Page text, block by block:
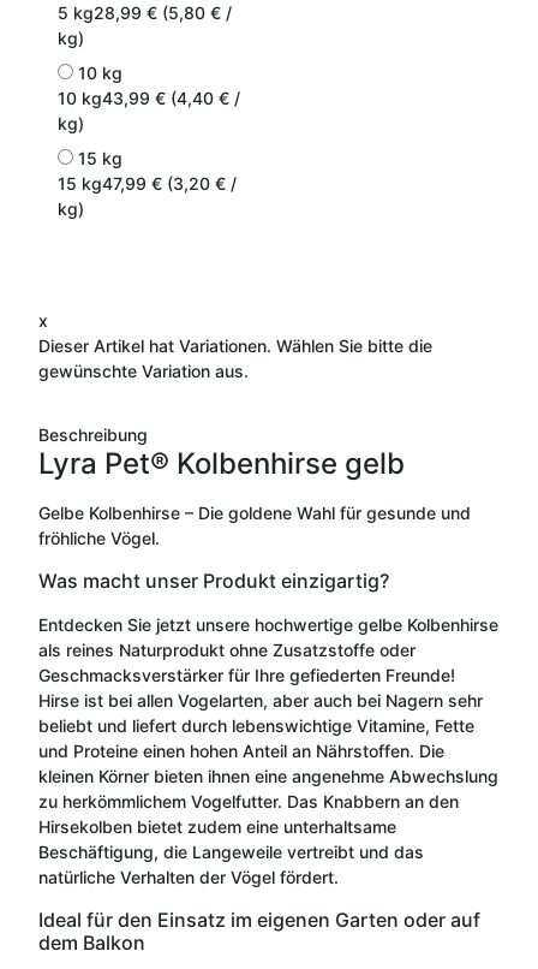
5 kg28,99 € (5,80 € /
kg)
10 kg
10 kg43,99 € (4,40 € /
kg)
15 kg
15 kg47,99 € (3,20 € /
kg)
x
Dieser Artikel hat Variationen. Wählen Sie bitte die
gewünschte Variation aus.
Beschreibung
Lyra Pet® Kolbenhirse gelb
Gelbe Kolbenhirse – Die goldene Wahl für gesunde und
fröhliche Vögel.
Was macht unser Produkt einzigartig?
Entdecken Sie jetzt unsere hochwertige gelbe Kolbenhirse
als reines Naturprodukt ohne Zusatzstoffe oder
Geschmacksverstärker für Ihre gefiederten Freunde!
Hirse ist bei allen Vogelarten, aber auch bei Nagern sehr
beliebt und liefert durch lebenswichtige Vitamine, Fette
und Proteine einen hohen Anteil an Nährstoffen. Die
kleinen Körner bieten ihnen eine angenehme Abwechslung
zu herkömmlichem Vogelfutter. Das Knabbern an den
Hirsekolben bietet zudem eine unterhaltsame
Beschäftigung, die Langeweile vertreibt und das
natürliche Verhalten der Vögel fördert.
Ideal für den Einsatz im eigenen Garten oder auf
dem Balkon